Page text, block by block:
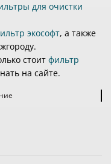
для очистки
экософт, а также
стоит фильтр
на сайте.